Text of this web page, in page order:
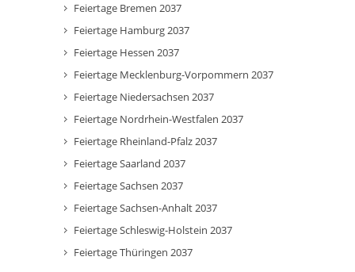
Feiertage Bremen 2037
Feiertage Hamburg 2037
Feiertage Hessen 2037
Feiertage Mecklenburg-Vorpommern 2037
Feiertage Niedersachsen 2037
Feiertage Nordrhein-Westfalen 2037
Feiertage Rheinland-Pfalz 2037
Feiertage Saarland 2037
Feiertage Sachsen 2037
Feiertage Sachsen-Anhalt 2037
Feiertage Schleswig-Holstein 2037
Feiertage Thüringen 2037